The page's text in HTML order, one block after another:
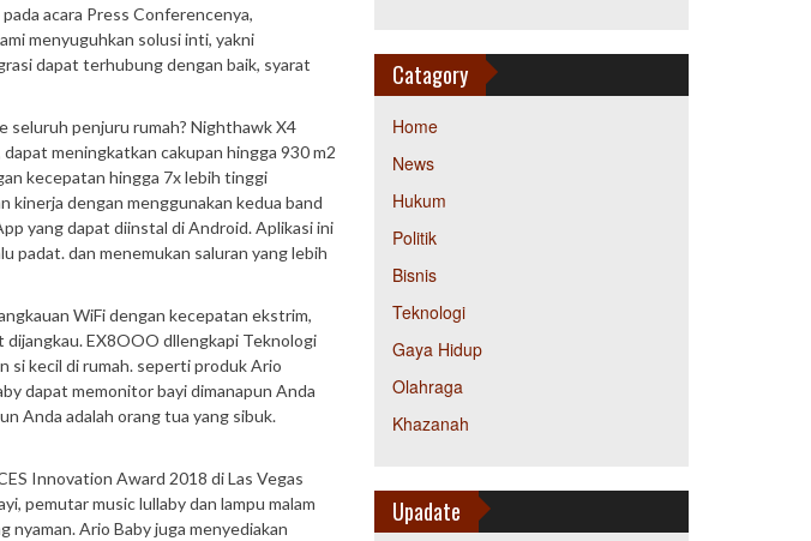
acara Press Conferencenya,
menyuguhkan solusi inti, yakni
dapat terhubung dengan baik, syarat
seluruh penjuru rumah? Nighthawk X4
meningkatkan cakupan hingga 930 m2
kecepatan hingga 7x lebih tinggi
kinerja dengan menggunakan kedua band
yang dapat diinstal di Android. Aplikasi ini
padat. dan menemukan saluran yang lebih
WiFi dengan kecepatan ekstrim,
dijangkau. EX8OOO dllengkapi Teknologi
si kecil di rumah. seperti produk Ario
dapat memonitor bayi dimanapun Anda
Anda adalah orang tua yang sibuk.
Innovation Award 2018 di Las Vegas
pemutar music lullaby dan lampu malam
nyaman. Ario Baby juga menyediakan
Catagory
Home
News
Hukum
Politik
Bisnis
Teknologi
Gaya Hidup
Olahraga
Khazanah
Upadate